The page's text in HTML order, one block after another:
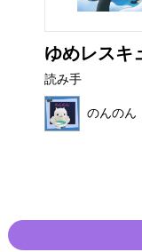
ゆめレスキ
読み手
のんのん